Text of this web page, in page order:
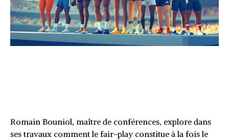
Romain Bouniol, maître de conférences, explore dans
ses travaux comment le fair-play constitue à la fois le